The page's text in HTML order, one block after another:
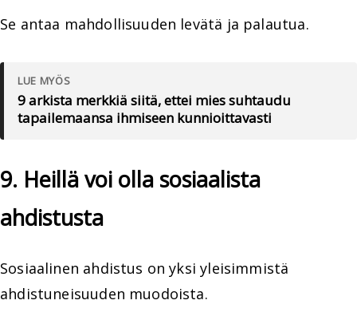
Se antaa mahdollisuuden levätä ja palautua.
LUE MYÖS
9 arkista merkkiä siitä, ettei mies suhtaudu
tapailemaansa ihmiseen kunnioittavasti
9. Heillä voi olla sosiaalista
ahdistusta
Sosiaalinen ahdistus on yksi yleisimmistä
ahdistuneisuuden muodoista.